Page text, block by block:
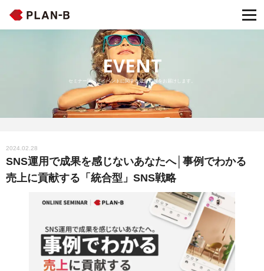
EVENT
セミナー開催・イベントに関する最新情報をお届けします。
2024.02.28
SNS運用で成果を感じないあなたへ│事例でわかる
売上に貢献する「統合型」SNS戦略